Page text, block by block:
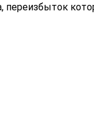
переизбыток